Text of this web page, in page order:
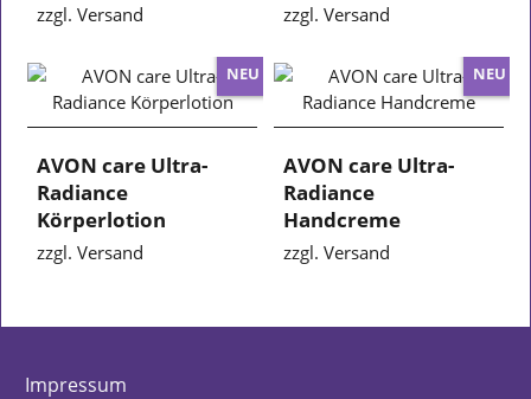
zzgl. Versand zzgl. Versand
NEU
AVON care Ultra-
Radiance
Körperlotion
zzgl. Versand
NEU
AVON care Ultra-
Radiance
Handcreme
zzgl. Versand
Impressum